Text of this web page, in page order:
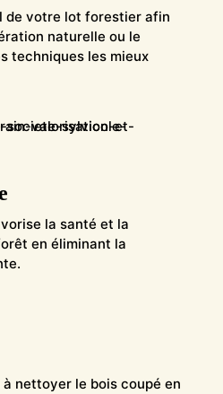
de votre lot forestier afin
naturelle ou le
techniques les mieux
la santé et la
en éliminant la
nettoyer le bois coupé en